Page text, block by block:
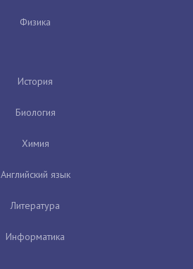
Физика
История
Биология
Химия
Английский язык
Литература
Информатика